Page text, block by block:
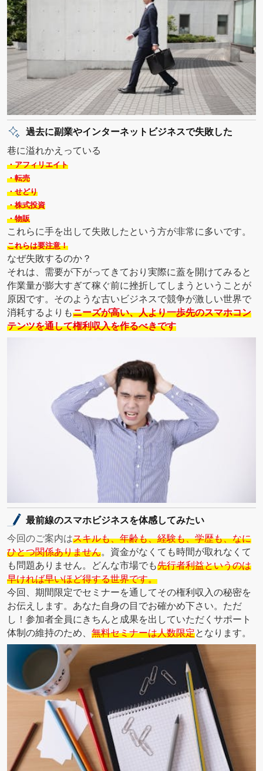
過去に副業やインターネットビジネスで失敗した
巷に溢れかえっている
・アフィリエイト
・転売
・せどり
・株式投資
・物販
これらに手を出して失敗したという方が非常に多いです。
これらは要注意！
なぜ失敗するのか？
それは、需要が下がってきており実際に蓋を開けてみると
作業量が膨大すぎて稼ぐ前に挫折してしまうということが
原因です。そのような古いビジネスで競争が激しい世界で
消耗するよりもニーズが高い、人より一歩先のスマホコン
テンツを通して権利収入を作るべきです
最前線のスマホビジネスを体感してみたい
今回のご案内はスキルも、年齢も、経験も、学歴も、なに
ひとつ関係ありません。資金がなくても時間が取れなくて
も問題ありません。どんな市場でも先行者利益というのは
早ければ早いほど得する世界です。
今回、期間限定でセミナーを通してその権利収入の秘密を
お伝えします。あなた自身の目でお確かめ下さい。 ただ
し！参加者全員にきちんと成果を出していただくサポート
体制の維持のため、 無料セミナーは人数限定となります。